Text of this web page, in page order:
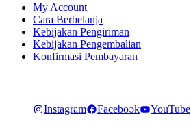
My Account
Cara Berbelanja
Kebijakan Pengiriman
Kebijakan Pengembalian
Konfirmasi Pembayaran
Instagram Facebook
YouTube